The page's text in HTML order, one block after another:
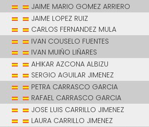
JAIME MARIO GOMEZ ARRIERO
JAIME LOPEZ RUIZ
CARLOS FERNANDEZ MULA
IVAN COUSELO FUENTES
IVAN MUIÑO LIÑARES
AHIKAR AZCONA ALBIZU
SERGIO AGUILAR JIMENEZ
PETRA CARRASCO GARCIA
RAFAEL CARRASCO GARCIA
JOSE LUIS CARRILLO JIMENEZ
LAURA CARRILLO JIMENEZ